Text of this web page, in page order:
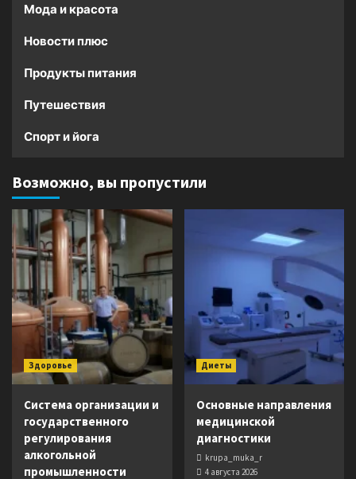
Мода и красота
Новости плюс
Продукты питания
Путешествия
Спорт и йога
Возможно, вы пропустили
Здоровье
Система организации и
государственного
регулирования
алкогольной
промышленности
Диеты
Основные направления
медицинской
диагностики
krupa_muka_r
4 августа 2026